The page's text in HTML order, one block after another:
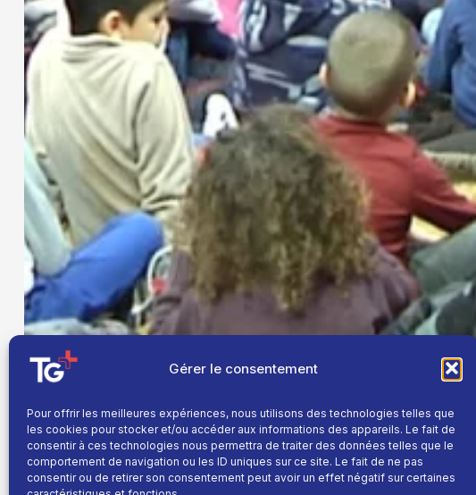
Gérer le consentement
Pour offrir les meilleures expériences, nous utilisons des technologies telles que
les cookies pour stocker et/ou accéder aux informations des appareils. Le fait de
consentir à ces technologies nous permettra de traiter des données telles que le
comportement de navigation ou les ID uniques sur ce site. Le fait de ne pas
consentir ou de retirer son consentement peut avoir un effet négatif sur certaines